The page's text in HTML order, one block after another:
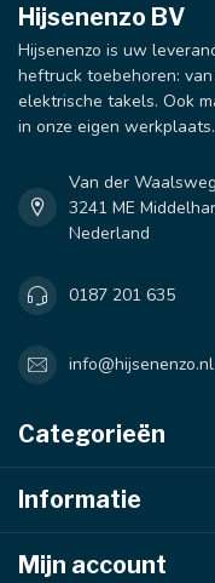
Hijsenenzo BV
Hijsenenzo is uw
heftruck toebehoren:
elektrische takels. Ook
in onze eigen werkplaats.
Van der
3241 ME
Nederland
0187 201 635
info@hijsenenzo.nl
Categorieën
Informatie
Mijn account